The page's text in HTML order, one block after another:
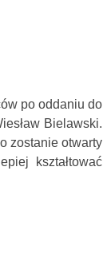
po oddaniu do
Bielawski.
zostanie otwarty
kształtować